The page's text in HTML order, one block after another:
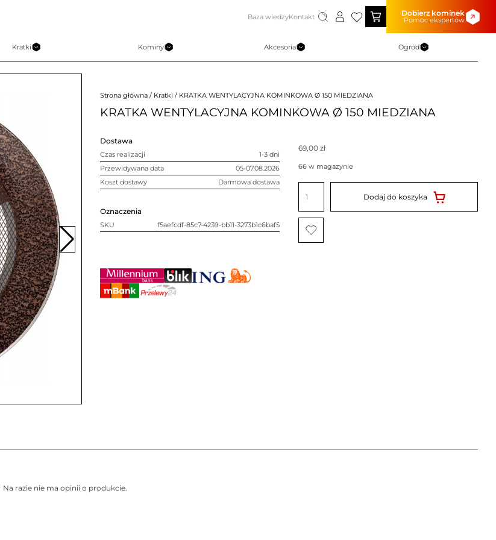
Baza wiedzyKontakt Dobierz kominek
Pomoc ekspertów
Kratki Kominy Akcesoria Ogród
Strona główna / Kratki / KRATKA WENTYLACYJNA KOMINKOWA Ø 150 MIEDZIANA
KRATKA WENTYLACYJNA KOMINKOWA Ø 150 MIEDZIANA
Dostawa
Czas realizacji
1-3 dni
Przewidywana data
05-07.08.2026
Koszt dostawy
Darmowa dostawa
Oznaczenia
SKU f5aefcdf-85c7-4239-bb11-3273b1c6baf5
69,00 zł
66 w magazynie
ilość
KRATKA
WENTYLACYJNA
KOMINKOWA
Ø
150
MIEDZIANA
Dodaj do koszyka
Na razie nie ma opinii o produkcie.